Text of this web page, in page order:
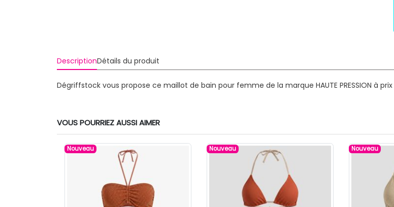
DescriptionDétails du produit
Dégriffstock vous propose ce maillot de bain pour femme de la marque HAUTE PRESSION à
VOUS POURRIEZ AUSSI AIMER
Nouveau Nouveau Nouveau